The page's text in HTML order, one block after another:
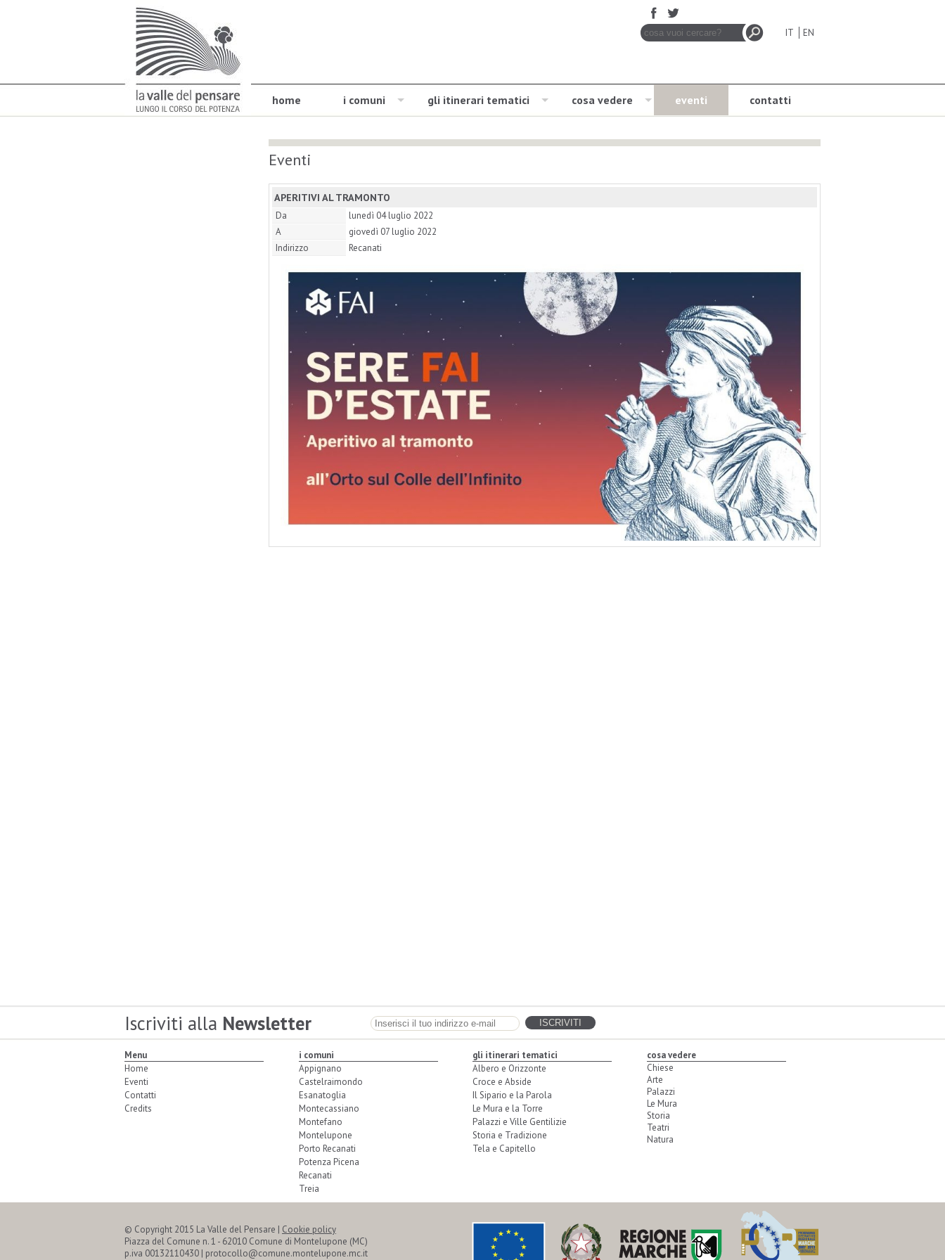
home i comuni gli itinerari tematici cosa vedere eventi contatti
IT EN
Eventi
APERITIVI AL TRAMONTO
Da
lunedì 04 luglio 2022
A
giovedì 07 luglio 2022
Indirizzo
Recanati
Iscriviti alla Newsletter
Menu
Home
Eventi
Contatti
Credits
i comuni
Appignano
Castelraimondo
Esanatoglia
Montecassiano
Montefano
Montelupone
Porto Recanati
Potenza Picena
Recanati
Treia
gli itinerari tematici
Albero e Orizzonte
Croce e Abside
Il Sipario e la Parola
Le Mura e la Torre
Palazzi e Ville Gentilizie
Storia e Tradizione
Tela e Capitello
cosa vedere
Chiese
Arte
Palazzi
Le Mura
Storia
Teatri
Natura
© Copyright 2015 La Valle del Pensare | Cookie policy
Piazza del Comune n. 1 - 62010 Comune di Montelupone (MC)
p.iva 00132110430 | protocollo@comune.montelupone.mc.it